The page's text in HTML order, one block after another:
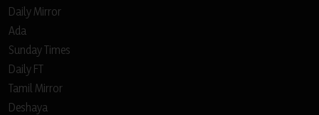
Daily Mirror
Ada
Sunday Times
Daily FT
Tamil Mirror
Deshaya